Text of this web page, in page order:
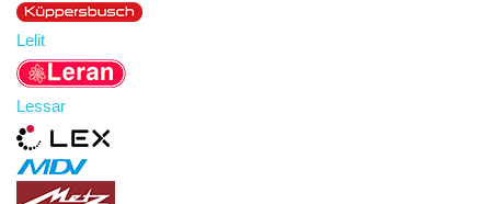
Lelit
Lessar